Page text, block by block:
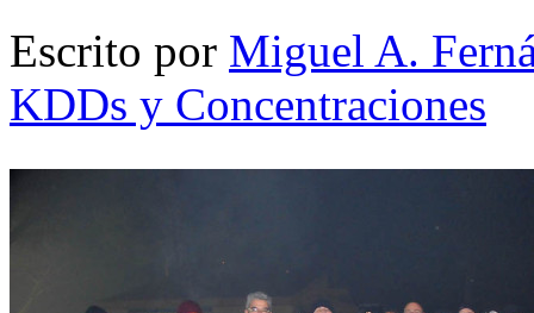
Escrito por Miguel A.
KDDs y Concentraciones